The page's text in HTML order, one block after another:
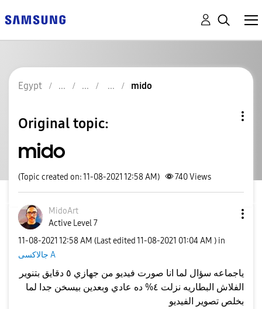
Egypt mido
Original topic:
mido
(Topic created on: 11-08-2021 12:58 AM) 740Views
MidoArt
Active Level 7
‎11-08-2021 12:58 AM (Last edited ‎11-08-2021 01:04 AM ) in
جالاكسى A
ياجماعه سؤال لما انا صورت فيديو من جهازي ٥ دقايق بتنوير
الفلاش البطاريه نزلت ٤% ده عادي وبعدين بيسخن جدا لما
بخلص تصوير الفيديو